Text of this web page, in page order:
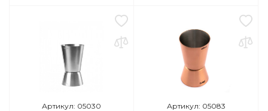
Артикул: 05030
Артикул: 05083